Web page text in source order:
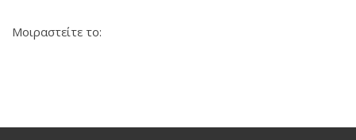
Μοιραστείτε το: